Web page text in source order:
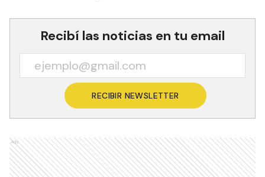
Recibí las noticias en tu email
RECIBIR NEWSLETTER
Ads